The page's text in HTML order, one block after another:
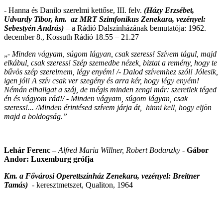
- Hanna és Danilo szerelmi kettőse, III. felv. (Házy Erzsébet,
Udvardy Tibor, km. az MRT Szimfonikus Zenekara, vezényel:
Sebestyén András) – a Rádió Dalszínházának bemutatója: 1962.
december 8., Kossuth Rádió 18.55 – 21.27
„- Minden vágyam, súgom lágyan, csak szeress! Szívem tágul, majd
elkábul, csak szeress! Szép szemedbe nézek, biztat a remény, hogy te
bűvös szép szerelmem, légy enyém! /- Dalod szívemhez szól! Jólesik,
igen jól! A szív csak ver szegény és arra kér, hogy légy enyém!
Némán elhallgat a száj, de mégis minden zengi már: szeretlek téged
én és vágyom rád!/ - Minden vágyam, súgom lágyan, csak
szeress!... /Minden érintésed szívem járja át, hinni kell, hogy eljön
majd a boldogság.”
Lehár Ferenc –Alfred Maria Willner, Robert Bodanzky - Gábor
Andor: Luxemburg grófja
Km. a Fővárosi Operettszínház Zenekara, vezényel: Breitner
Tamás) - keresztmetszet, Qualiton, 1964